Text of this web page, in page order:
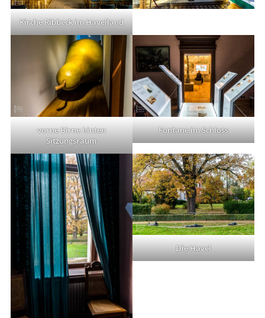
Kirche Ribbeck im Havelland
vorne Birne hinten
Sitzungsraum
Fontane im Schloss
Die Havel